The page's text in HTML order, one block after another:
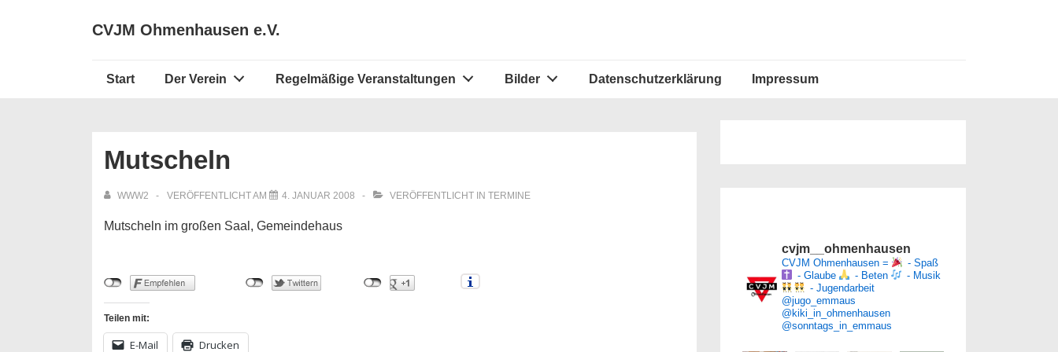
CVJM Ohmenhausen e.V.
Start Der Verein Regelmäßige Veranstaltungen Bilder Datenschutzerklärung Impressum
Mutscheln
WWW2 VERÖFFENTLICHT AM 4. JANUAR 2008 VERÖFFENTLICHT IN TERMINE
Mutscheln im großen Saal, Gemeindehaus
Teilen mit:
E-Mail Drucken
cvjm__ohmenhausen
CVJM Ohmenhausen =
- Spaß
- Glaube
- Beten
- Musik
- Jugendarbeit
@jugo_emmaus
@kiki_in_ohmenhausen
@sonntags_in_emmaus